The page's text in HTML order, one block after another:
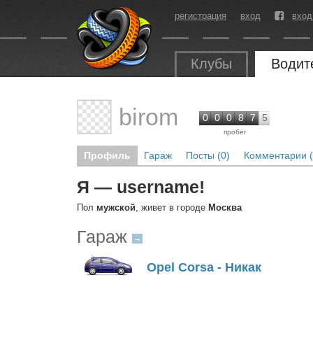
регистрация вход
Клубы
birom 0 0 0 8 7 5
пробег
Профиль Гараж Посты (0) Комментарии
Я — username!
Пол мужской, живет в городе Москва
Гараж →
Opel Corsa - Никак